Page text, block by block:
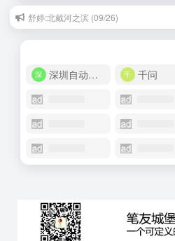
舒婷:北戴河之滨 (09/26)
深圳自动化商城
千问